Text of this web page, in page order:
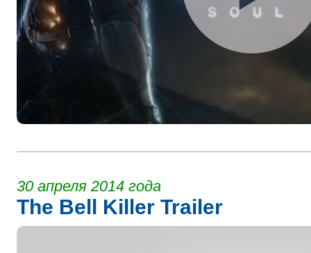
30 апреля 2014 года
The Bell Killer Trailer